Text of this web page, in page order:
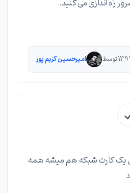
امیرحسین کریم پور
یک کارت شبکه هم میشه همه